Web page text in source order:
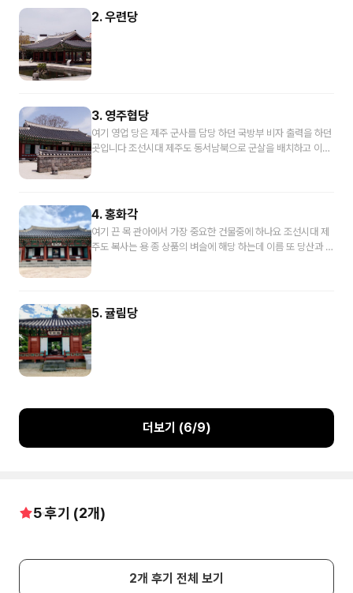
2. 우련당
3. 영주협당
여기 영업 당은 제주 군사를 담당 하던 국방부 비자 출력을 하던
곳입니다 조선시대 제주도 동서남북으로 군살을 배치하고 이곳
군 관들이 모여서 군무 하던 곳이라고 보시면 될 겁니다 자 이제
차이는요 홍화 각으로 가 보도록 하겠습니다
4. 홍화각
여기 끈 목 관아에서 가장 중요한 건물중에 하나요 조선시대 제
주도 복사는 용 종 상품의 벼슬에 해당 하는데 이름 또 당산과 그
기 때문이죠 그러니까 내 행정쪽으로 목사 역할을 하면서도 군
인으로서 절제 싸 역할도 병행 했다고 보시면 되는 겁니다 여기
5. 귤림당
더보기 (6/9)
5후기 (2개)
2개 후기 전체 보기